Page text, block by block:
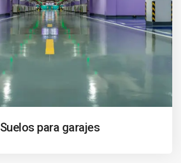
Suelos para garajes